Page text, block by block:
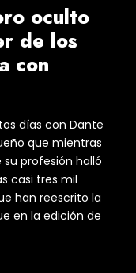
oculto
de los
con
días con Dante
que mientras
profesión halló
casi tres mil
han reescrito la
en la edición de